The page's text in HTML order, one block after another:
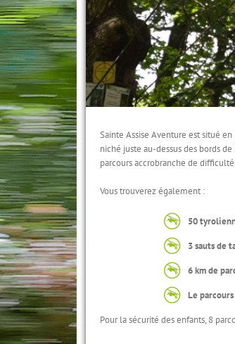
Sainte Assise Aventure est situé
niché juste au-dessus des bords
parcours accrobranche de
Vous trouverez également :
50
3 sauts de
6 km de
Le
Pour la sécurité des enfants, 8